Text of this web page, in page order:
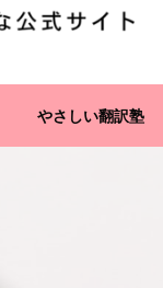
やさしい翻訳塾